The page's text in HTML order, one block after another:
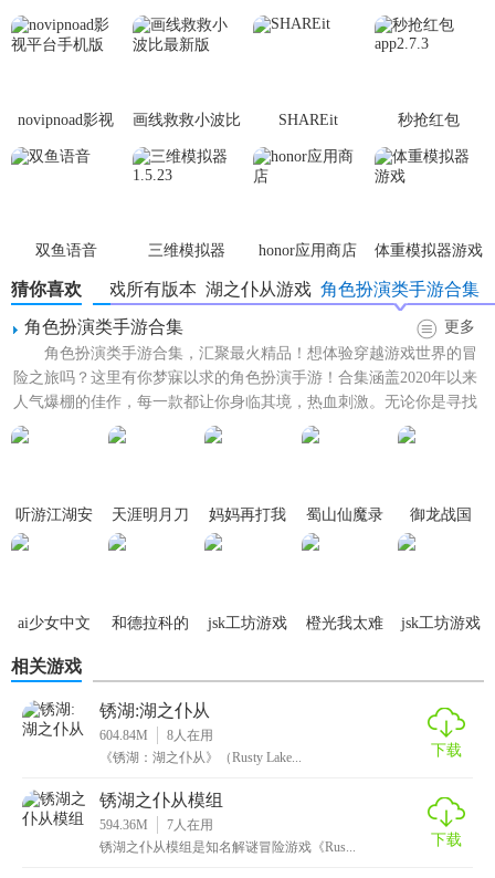
1. 高度还原的未来世界：游戏场景和角色设计都基于精心构
2. 创新的游戏模式：引入了多种新游戏模式，如合作模式、
3. 丰富的地图选择：提供了多种不同风格和难度的地图，增
加了游戏的可玩性和挑战性。
4. 深度自定义：玩家可以自定义角色的外观、技能和装备，
打造独一无二的游戏角色。
5. 社交功能：内置的社交系统允许玩家与好友组队、交流策
略和分享成就。
1. 优化性能：采用先进的游戏引擎，确保流畅的游戏体验，
图、新模式和新功能，保持游戏的新鲜感。
3. 社区支持：拥有活跃的玩家社区和官方论坛，玩家可以获
得帮助、分享经验和参与讨论。
4. 安全性保障：采用严格的数据加密和防作弊机制，保障玩
5. 易于上手：界面简洁明了，新玩家也能快速上手，同时提
供了详细的教程和帮助文档。
novipnoad影视
平台手机版
画线救救小波比
最新版
SHAREit
秒抢红包
app2.7.3
双鱼语音
三维模拟器
1.5.23
honor应用商店 体重模拟器游戏
猜你喜欢 角色扮演类手游合集
湖之仆从游戏
湖之仆从游戏所有版本
角色扮演类手游合集
更多
角色扮演类手游合集，汇聚最火精品！想体验穿越游戏世界的冒
险之旅吗？这里有你梦寐以求的角色扮演手游！合集涵盖2020年以来
人气爆棚的佳作，每一款都让你身临其境，热血刺激。无论你是寻找
刺激战斗，还是沉浸于...
听游江湖安
天涯明月刀
妈妈再打我
一次游戏
蜀山仙魔录
御龙战国
ai少女中文
和德拉科的
jsk工坊游戏
橙光我太难
jsk工坊游戏
相关游戏
锈湖:湖之仆从
604.84M 8 人在用
《锈湖：湖之仆从》（Rusty Lake...
下载
锈湖之仆从模组
594.36M 7 人在用
锈湖之仆从模组是知名解谜冒险游戏《Rus...
下载